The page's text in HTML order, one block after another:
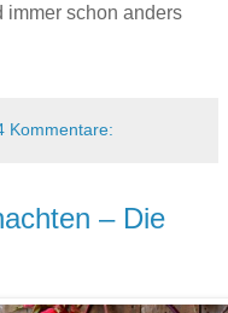
immer schon anders
Kommentare:
– Die